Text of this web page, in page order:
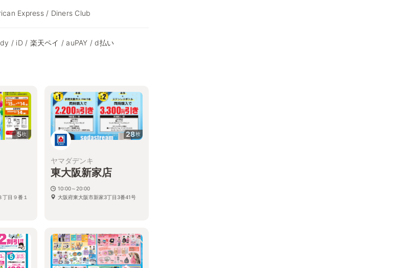
Express / Diners Club
/ iD / 楽天ペイ / auPAY / d払い
5枚
目９番１
28枚
ヤマダデンキ
東大阪新家店
10:00～20:00
大阪府東大阪市新家3丁目3番41号